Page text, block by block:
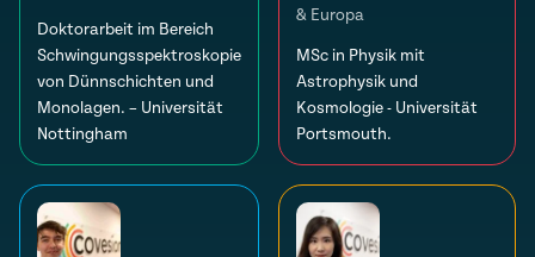
Doktorarbeit im Bereich
Schwingungsspektroskopie
von Dünnschichten und
Monolagen. – Universität
Nottingham
& Europa
MSc in Physik mit
Astrophysik und
Kosmologie - Universität
Portsmouth.